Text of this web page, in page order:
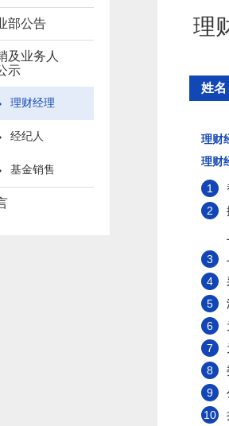
部公告
及业务人
示
理财经理
经纪人
基金销售
理
姓名
理财
理财
1
2
3
4
5
6
7
8
9
10